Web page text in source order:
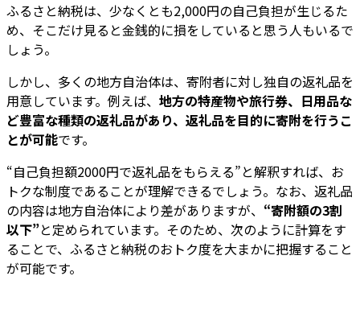
ふるさと納税は、少なくとも2,000円の自己負担が生じるた
め、そこだけ見ると金銭的に損をしていると思う人もいるで
しょう。
しかし、多くの地方自治体は、寄附者に対し独自の返礼品を
用意しています。例えば、 地方の特産物や旅行券、日用品な
ど豊富な種類の返礼品があり、返礼品を目的に寄附を行うこ
とが可能です。
“自己負担額2000円で返礼品をもらえる”と解釈すれば、お
トクな制度であることが理解できるでしょう。なお、返礼品
の内容は地方自治体により差がありますが、 “寄附額の3割
以下”と定められています。そのため、次のように計算をす
ることで、ふるさと納税のおトク度を大まかに把握すること
が可能です。